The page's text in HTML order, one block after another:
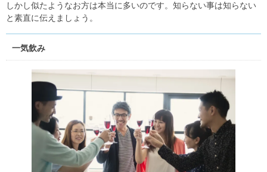
しかし似たようなお方は本当に多いのです。知らない事は知らない
と素直に伝えましょう。
一気飲み